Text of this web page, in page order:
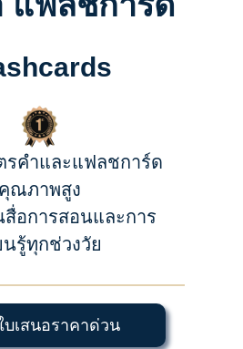
รคำและแฟลชการ์ด
คุณภาพสูง
สื่อการสอนและการ
นรู้ทุกช่วงวัย
บเสนอราคาด่วน